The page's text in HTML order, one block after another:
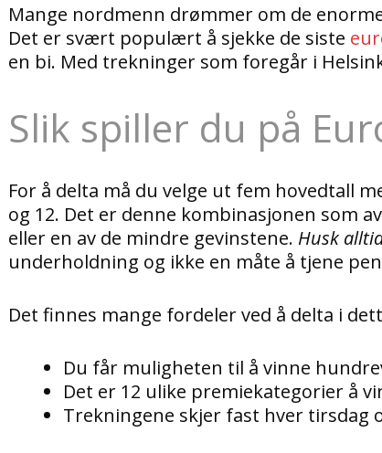
Mange nordmenn drømmer om de
Det er svært populært å sjekke de siste
en bi. Med trekninger som foregår i
Slik spiller du på
For å delta må du velge ut fem hovedtall
og 12. Det er denne kombinasjonen som
eller en av de mindre gevinstene. Husk
underholdning og ikke en måte å tjene
Det finnes mange fordeler ved å delta i
Du får muligheten til å vinne
Det er 12 ulike premiekategorier å
Trekningene skjer fast hver tirsdag